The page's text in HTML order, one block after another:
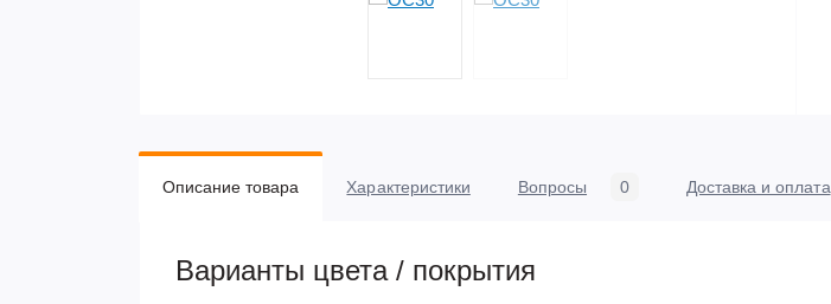
Описание товара Характеристики Вопросы 0 Доставка и оплата
Варианты цвета / покрытия